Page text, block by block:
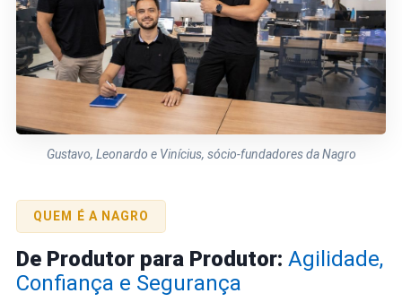
Gustavo, Leonardo e Vinícius, sócio-fundadores da Nagro
QUEM É A NAGRO
De Produtor para Produtor: Agilidade,
Confiança e Segurança